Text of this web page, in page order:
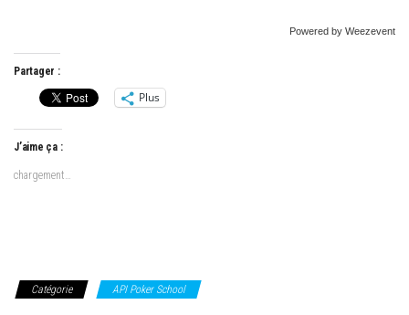
Powered by Weezevent
Partager :
Plus
J’aime ça :
chargement…
Catégorie API Poker School